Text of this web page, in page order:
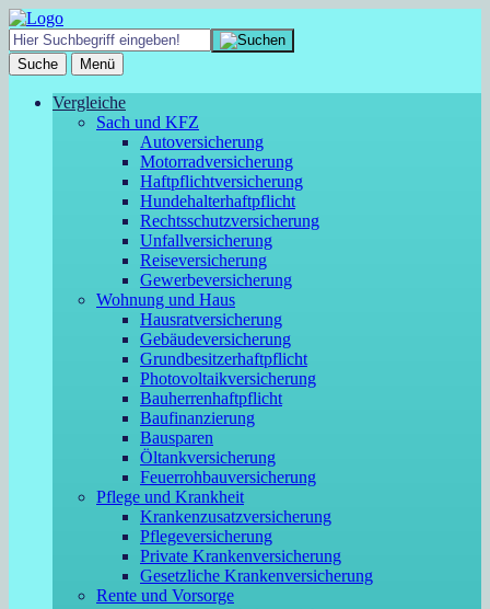
Suche Menü
Vergleiche
Sach und KFZ
Autoversicherung
Motorradversicherung
Haftpflichtversicherung
Hundehalterhaftpflicht
Rechtsschutzversicherung
Unfallversicherung
Reiseversicherung
Gewerbeversicherung
Wohnung und Haus
Hausratversicherung
Gebäudeversicherung
Grundbesitzerhaftpflicht
Photovoltaikversicherung
Bauherrenhaftpflicht
Baufinanzierung
Bausparen
Öltankversicherung
Feuerrohbauversicherung
Pflege und Krankheit
Krankenzusatzversicherung
Pflegeversicherung
Private Krankenversicherung
Gesetzliche Krankenversicherung
Rente und Vorsorge